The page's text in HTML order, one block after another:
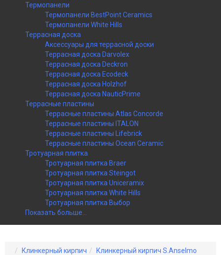
Термопанели
Термопанели BestPoint Ceramics
Термопанели White Hills
Террасная доска
Аксессуары для террасной доски
Террасная доска Darvolex
Террасная доска Deckron
Террасная доска Ecodeck
Террасная доска Holzhof
Террасная доска NauticPrime
Террасные пластины
Террасные пластины Atlas Concorde
Террасные пластины ITALON
Террасные пластины Lifebrick
Террасные пластины Ocean Ceramic
Тротуарная плитка
Тротуарная плитка Braer
Тротуарная плитка Steingot
Тротуарная плитка Uniceramix
Тротуарная плитка White Hills
Тротуарная плитка Выбор
Показать больше...
Клинкерный кирпич
Клинкерный кирпич S.Anselmo